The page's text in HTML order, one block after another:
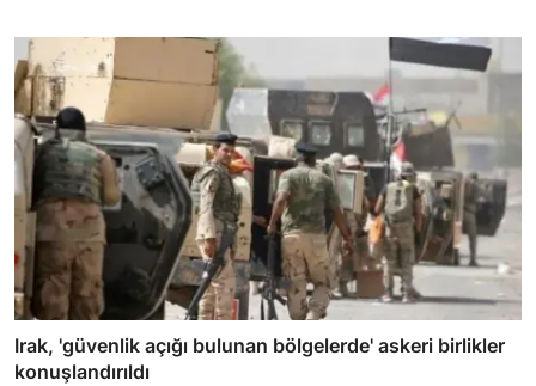
Irak, 'güvenlik açığı bulunan bölgelerde' askeri birlikler
konuşlandırıldı